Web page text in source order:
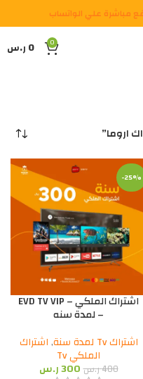
مباشرة علي الواتساب
0
0 ر.س
اروما”
-25%
اشتراك الملكي – EVD TV VIP
– لمدة سنه
اشتراك Tv لمدة سنة
,اشتراك
الملكي Tv
400ر.س300ر.س